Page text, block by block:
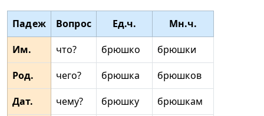
Падеж Вопрос Ед.ч.
Мн.ч.
Им.
что? брюшко
брюшки
Род.
чего? брюшка
брюшков
Дат.
чему? брюшку
брюшкам